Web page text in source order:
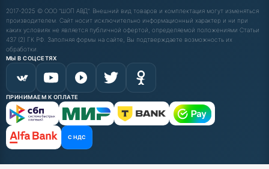
2017-2025 © ООО "ШОП АВД". Внешний вид товаров и комплектация могут изменяться
производителем. Сайт носит исключительно информационный характер и ни при
каких условиях не является публичной офертой, определяемой положениями Статьи
437 (2) ГК РФ. Заполняя формы на сайте, Вы подтверждаете возможность их
обработки.
МЫ В СОЦСЕТЯХ
ПРИНИМАЕМ К ОПЛАТЕ
С НДС